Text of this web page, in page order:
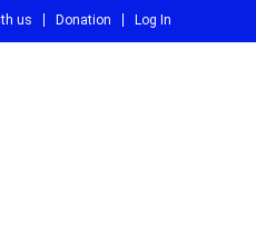
us Donation Log In